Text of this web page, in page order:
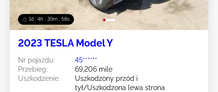
1d : 4h : 39m : 55s
2023 TESLA Model Y
Nr pojazdu:
45******
Przebieg:
69,206 mile
Uszkodzenie:
Uszkodzony przód i
tył/Uszkodzona lewa strona